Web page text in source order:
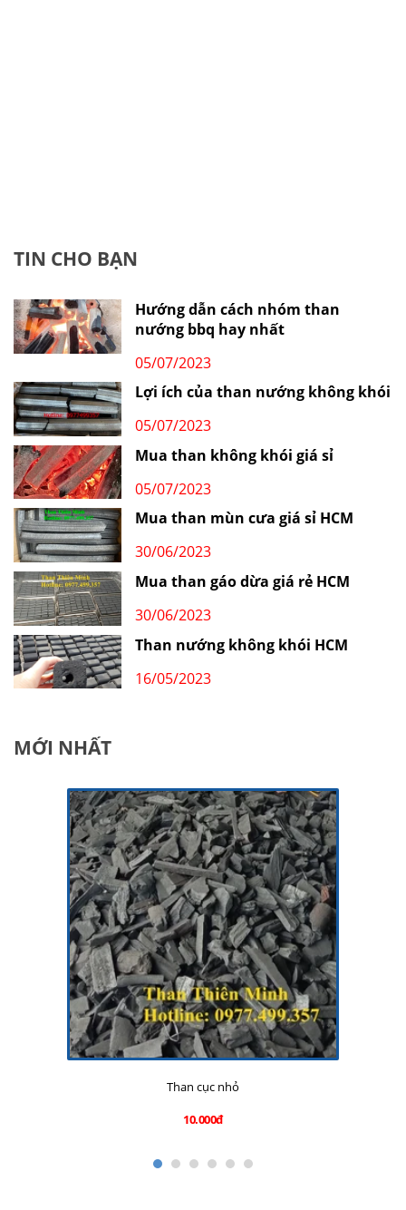
TIN CHO BẠN
Hướng dẫn cách nhóm than
nướng bbq hay nhất
05/07/2023
Lợi ích của than nướng không khói
05/07/2023
Mua than không khói giá sỉ
05/07/2023
Mua than mùn cưa giá sỉ HCM
30/06/2023
Mua than gáo dừa giá rẻ HCM
30/06/2023
Than nướng không khói HCM
16/05/2023
MỚI NHẤT
Than cục nhỏ
10.000đ